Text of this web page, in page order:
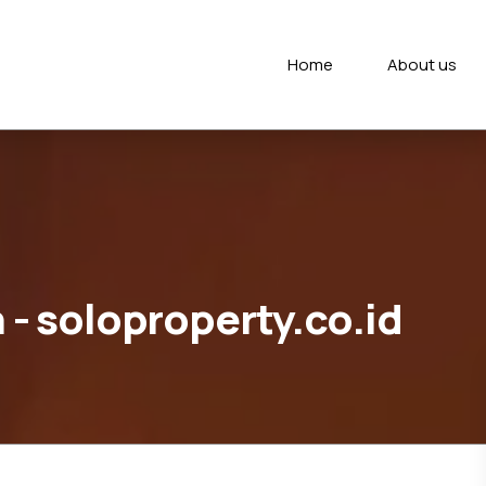
Home About us
- soloproperty.co.id